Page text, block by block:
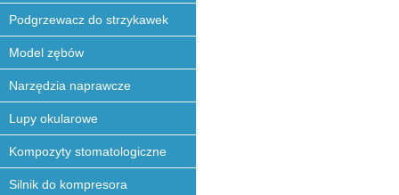
Podgrzewacz do strzykawek
Model zębów
Narzędzia naprawcze
Lupy okularowe
Kompozyty stomatologiczne
Silnik do kompresora